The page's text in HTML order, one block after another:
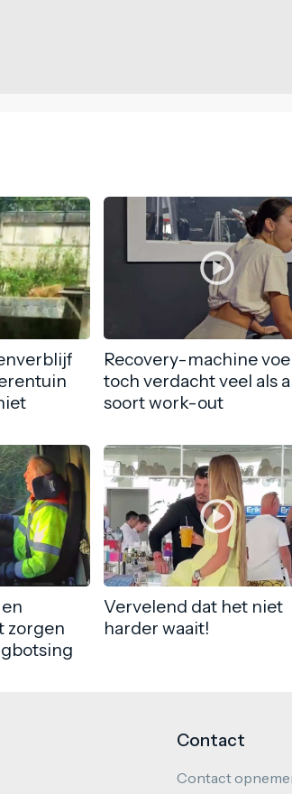
Recovery-machine
toch verdacht veel als
soort work-out
zorgen
Vervelend dat het niet
harder waait!
Contact
Contact